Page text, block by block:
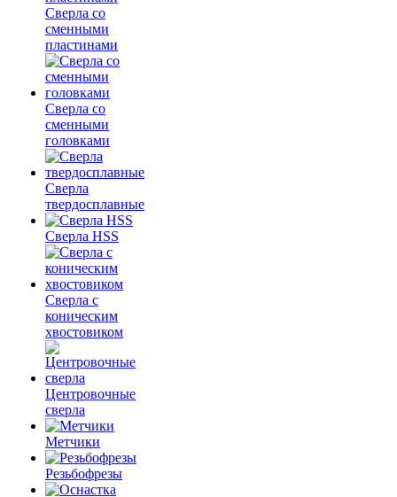
Сверла со
сменными
пластинами
Сверла со
сменными
головками
Сверла
твердосплавные
Сверла HSS
Сверла с
коническим
хвостовиком
Центровочные
сверла
Метчики
Резьбофрезы